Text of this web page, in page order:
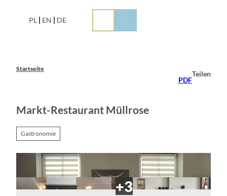
PL EN DE
Startseite
PDF
Teilen
Markt-Restaurant Müllrose
Gastronomie